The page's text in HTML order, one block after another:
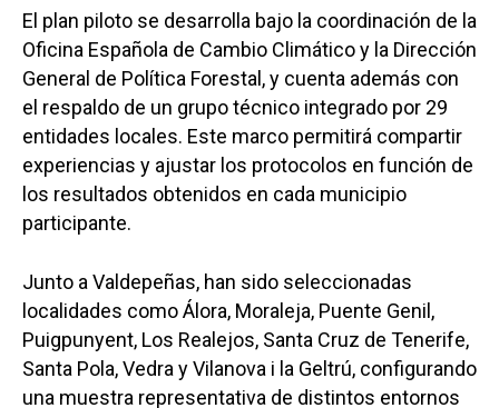
El plan piloto se desarrolla bajo la coordinación de la
Oficina Española de Cambio Climático y la Dirección
General de Política Forestal, y cuenta además con
el respaldo de un grupo técnico integrado por 29
entidades locales. Este marco permitirá compartir
experiencias y ajustar los protocolos en función de
los resultados obtenidos en cada municipio
participante.
Junto a Valdepeñas, han sido seleccionadas
localidades como Álora, Moraleja, Puente Genil,
Puigpunyent, Los Realejos, Santa Cruz de Tenerife,
Santa Pola, Vedra y Vilanova i la Geltrú, configurando
una muestra representativa de distintos entornos